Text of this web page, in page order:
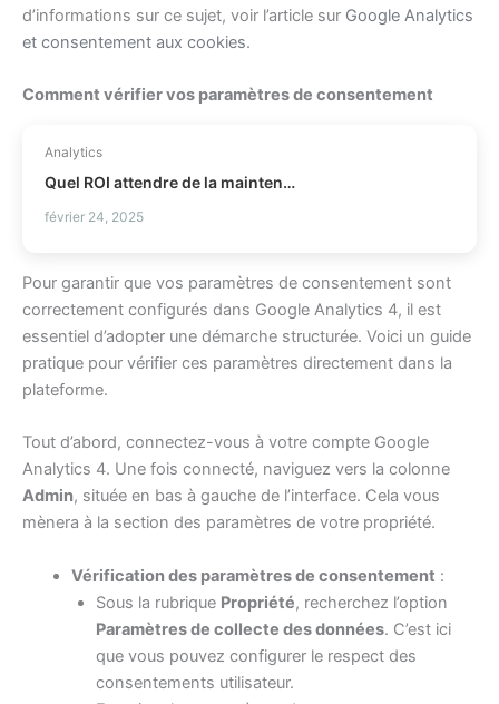
d’informations sur ce sujet, voir l’article sur Google Analytics
et consentement aux cookies.
Comment vérifier vos paramètres de consentement
Analytics
Quel ROI attendre de la maintenance prédictive ?
février 24, 2025
Pour garantir que vos paramètres de consentement sont
correctement configurés dans Google Analytics 4, il est
essentiel d’adopter une démarche structurée. Voici un guide
pratique pour vérifier ces paramètres directement dans la
plateforme.
Tout d’abord, connectez-vous à votre compte Google
Analytics 4. Une fois connecté, naviguez vers la colonne
Admin, située en bas à gauche de l’interface. Cela vous
mènera à la section des paramètres de votre propriété.
Vérification des paramètres de consentement :
Sous la rubrique Propriété, recherchez l’option
Paramètres de collecte des données. C’est ici
que vous pouvez configurer le respect des
consentements utilisateur.